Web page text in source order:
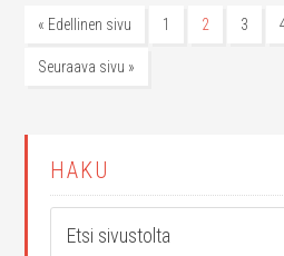
« Edellinen sivu 1 2 3
Seuraava sivu »
HAKU